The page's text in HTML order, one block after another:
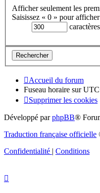
Afficher seulement les
Saisissez « 0 » pour
Accueil du forum
Fuseau horaire sur
Supprimer les cookies
Développé parphpBB®
Traduction française officielle
Confidentialité | Conditions